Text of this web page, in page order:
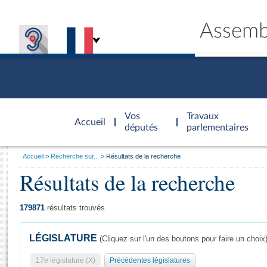
Accueil
d'accueil
Vos
députés
Travaux
parlementaires
Général
Vous
Accueil Recherche sur... Résultats de la recherche
Résultats de la recherche
179871 résultats trouvés
LÉGISLATURE (Cliquez sur l'un des boutons pour faire un choix)
17e législature (X) Précédentes législatures